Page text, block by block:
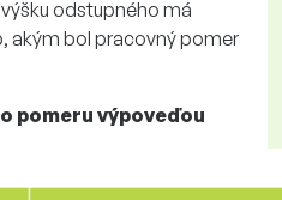
odstupného má
akým bol pracovný pomer
pomeru výpoveďou